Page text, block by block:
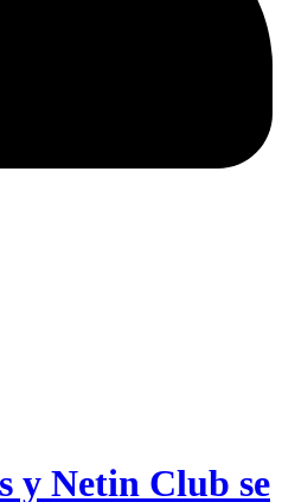
y Netin Club se